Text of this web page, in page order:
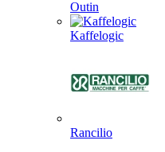
Outin
Kaffelogic
Rancilio